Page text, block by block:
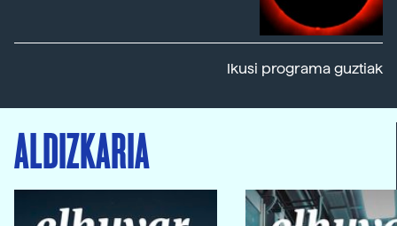
Ikusi programa guztiak
ALDIZKARIA